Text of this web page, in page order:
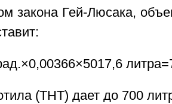
закона Гей-Люсака,
(ТНТ) дает до 700